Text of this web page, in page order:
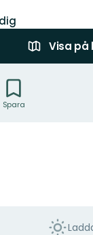
Visa på
Spara